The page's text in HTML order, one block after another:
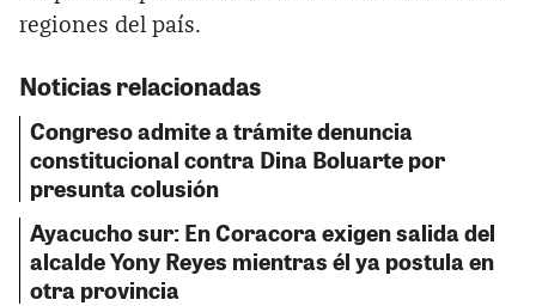
regiones del país.
Noticias relacionadas
Congreso admite a trámite denuncia
constitucional contra Dina Boluarte por
presunta colusión
Ayacucho sur: En Coracora exigen salida del
alcalde Yony Reyes mientras él ya postula en
otra provincia